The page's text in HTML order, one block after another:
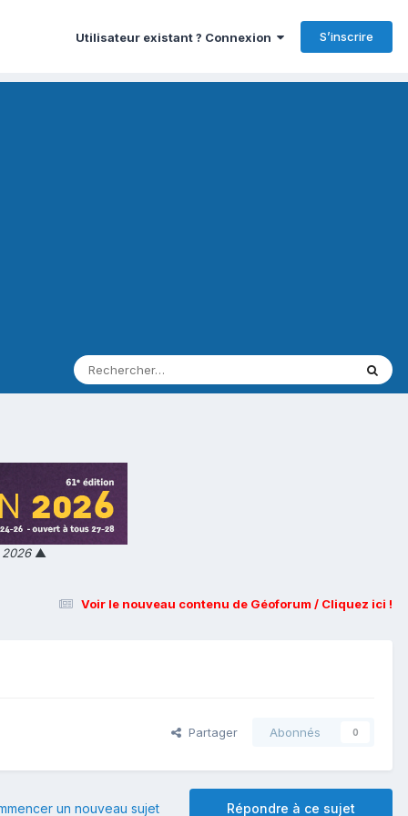
Utilisateur existant ? Connexion S’inscrire
▲
Voir le nouveau contenu de Géoforum / Cliquez ici !
Partager Abonnés 0
Répondre à ce sujet
un nouveau sujet